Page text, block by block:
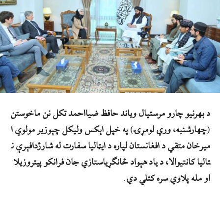
دبهرنیوچارومرستیالویاندحافظضیااحمدتکلننماخوستن
(چهارشنبه،وريلومړۍ)پهخپلاېکسولیکلچېوزیرمولويا
میرخانمتقيدافغانستانلپارهدایټالیاسفارتلهشارژدافېرېن
تالیاکانتیوالا،ديادهېوادځانګړياستازيجانفرانکوپیتروزیلا
اوملهپلاويسرهکتليدي.